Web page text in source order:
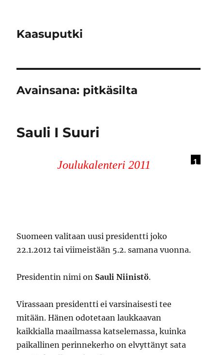
Kaasuputki
Avainsana: pitkäsilta
Sauli I Suuri
1
Joulukalenteri 2011
Suomeen valitaan uusi presidentti joko
22.1.2012 tai viimeistään 5.2. samana vuonna.
Presidentin nimi on Sauli Niinistö.
Virassaan presidentti ei varsinaisesti tee
mitään. Hänen odotetaan laukkaavan
kaikkialla maailmassa katselemassa, kuinka
paikallinen perinnekerho on elvyttänyt sata